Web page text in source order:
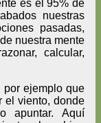
es el 95% de
nuestras
pasadas,
nuestra mente
calcular,
por ejemplo que
el viento, donde
apuntar. Aquí